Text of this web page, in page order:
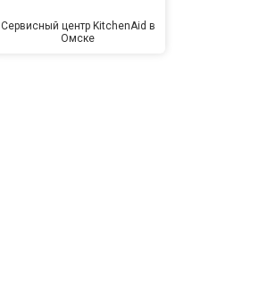
Сервисный центр KitchenAid в
Омске